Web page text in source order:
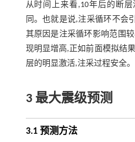
从时间上来看,10年后的断
同。也就是说,注采循环不会
其原因是注采循环影响范围
现明显增高,正如前面模拟结
层的明显激活,注采过程安全。
3 最大震级预测
3.1 预测方法